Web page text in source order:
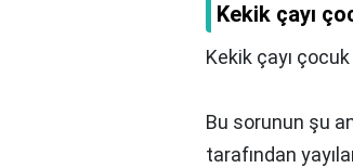
Kekik çayı
Kekik çayı
Bu sorunun şu
tarafından